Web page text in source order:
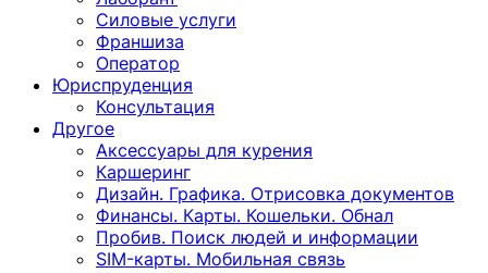
Силовые услуги
Франшиза
Оператор
Юриспруденция
Консультация
Другoе
Аксессуары для курения
Каршеринг
Дизайн. Графика. Отрисовка документов
Финансы. Карты. Кошельки. Обнал
Пробив. Поиск людей и информации
SIM-карты. Мобильная связь